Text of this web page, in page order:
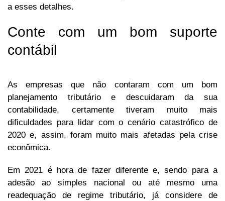
a esses detalhes.
Conte com um bom suporte
contábil
As empresas que não contaram com um bom
planejamento tributário e descuidaram da sua
contabilidade, certamente tiveram muito mais
dificuldades para lidar com o cenário catastrófico de
2020 e, assim, foram muito mais afetadas pela crise
econômica.
Em 2021 é hora de fazer diferente e, sendo para a
adesão ao simples nacional ou até mesmo uma
readequação de regime tributário, já considere de